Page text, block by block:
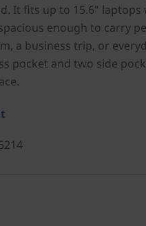
It fits up to 15.6" laptops
enough to carry
a business trip, or
pocket and two side